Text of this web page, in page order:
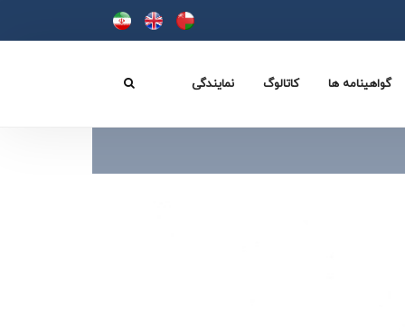
گواهینامه ها کاتالوگ نمایندگی